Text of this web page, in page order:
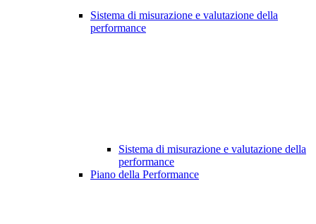
Sistema di misurazione e valutazione della
performance
Sistema di misurazione e valutazione della
performance
Piano della Performance